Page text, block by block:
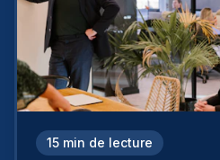
15 min de lecture